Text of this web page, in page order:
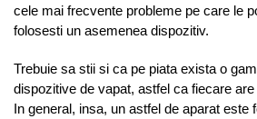
cele mai frecvente probleme pe care le
folosesti un asemenea dispozitiv.
Trebuie sa stii si ca pe piata exista o
dispozitive de vapat, astfel ca fiecare
In general, insa, un astfel de aparat este